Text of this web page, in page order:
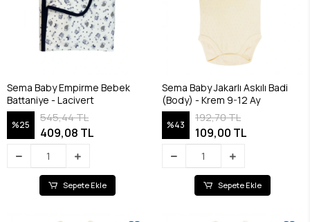
Sema Baby Empirme Bebek
Battaniye - Lacivert
%25
545,44 TL
409,08 TL
Sepete Ekle
Sema Baby Jakarlı Askılı Badi
(Body) - Krem 9-12 Ay
%43
192,70 TL
109,00 TL
Sepete Ekle